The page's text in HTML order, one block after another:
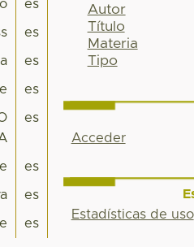
es
es
es
es
es
es
es
es
Autor
Título
Materia
Tipo
Acceder
Estadísticas de uso